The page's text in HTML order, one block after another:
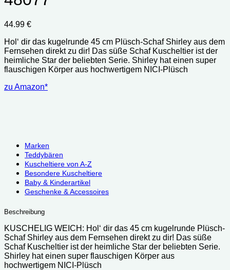
44.99 €
Hol‘ dir das kugelrunde 45 cm Plüsch-Schaf Shirley aus dem
Fernsehen direkt zu dir! Das süße Schaf Kuscheltier ist der
heimliche Star der beliebten Serie. Shirley hat einen super
flauschigen Körper aus hochwertigem NICI-Plüsch
zu Amazon*
Marken
Teddybären
Kuscheltiere von A-Z
Besondere Kuscheltiere
Baby & Kinderartikel
Geschenke & Accessoires
Beschreibung
KUSCHELIG WEICH: Hol‘ dir das 45 cm kugelrunde Plüsch-
Schaf Shirley aus dem Fernsehen direkt zu dir! Das süße
Schaf Kuscheltier ist der heimliche Star der beliebten Serie.
Shirley hat einen super flauschigen Körper aus
hochwertigem NICI-Plüsch